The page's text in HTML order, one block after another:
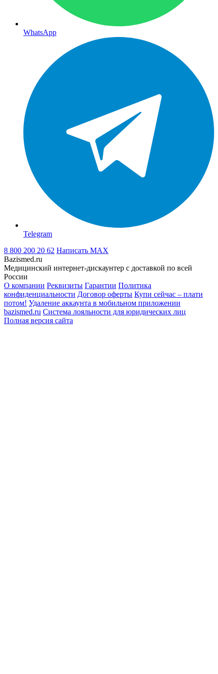
WhatsApp
Telegram
8 800 200 20 62 Написать MAX
Bazismed.ru
Медицинский интернет-дискаунтер с доставкой по всей
России
О компании Реквизиты Гарантии Политика
конфиденциальности Договор оферты Купи сейчас – плати
потом! Удаление аккаунта в мобильном приложении
bazismed.ru Система лояльности для юридических лиц
Полная версия сайта